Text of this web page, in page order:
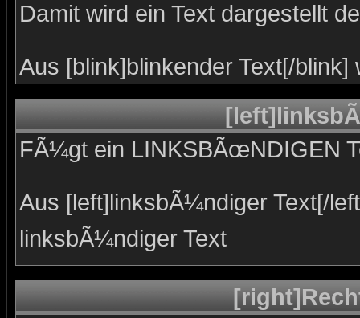
Damit wird ein Text dargestellt
Aus [blink]blinkender Text[/
FÃ¼gt ein LINKSBÃœNDIGEN
Aus [left]linksbÃ¼ndiger Text[/
linksbÃ¼ndiger Text